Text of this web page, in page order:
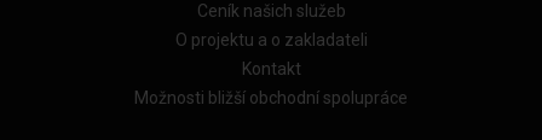
Ceník našich služeb
O projektu a o zakladateli
Kontakt
Možnosti bližší obchodní spolupráce